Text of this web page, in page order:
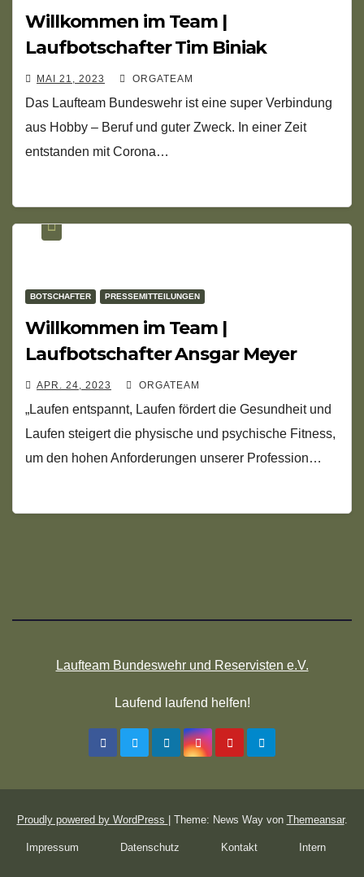
Willkommen im Team |
Laufbotschafter Tim Biniak
MAI 21, 2023 ORGATEAM
Das Laufteam Bundeswehr ist eine super Verbindung
aus Hobby – Beruf und guter Zweck. In einer Zeit
entstanden mit Corona…
BOTSCHAFTER PRESSEMITTEILUNGEN
Willkommen im Team |
Laufbotschafter Ansgar Meyer
APR. 24, 2023 ORGATEAM
„Laufen entspannt, Laufen fördert die Gesundheit und
Laufen steigert die physische und psychische Fitness,
um den hohen Anforderungen unserer Profession…
Laufteam Bundeswehr und Reservisten e.V.
Laufend laufend helfen!
Proudly powered by WordPress | Theme: News Way von Themeansar.
Impressum Datenschutz Kontakt Intern